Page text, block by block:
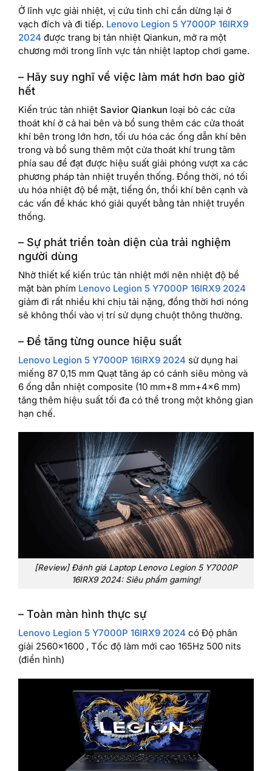
Ở lĩnh vực giải nhiệt, vị cứu tinh chỉ cần dừng lại ở
vạch đích và đi tiếp. Lenovo Legion 5 Y7000P 16IRX9
2024 được trang bị tản nhiệt Qiankun, mở ra một
chương mới trong lĩnh vực tản nhiệt laptop chơi game.
– Hãy suy nghĩ về việc làm mát hơn bao giờ
hết
Kiến trúc tản nhiệt Savior Qiankun loại bỏ các cửa
thoát khí ở cả hai bên và bổ sung thêm các cửa thoát
khí bên trong lớn hơn, tối ưu hóa các ống dẫn khí bên
trong và bổ sung thêm một cửa thoát khí trung tâm
phía sau để đạt được hiệu suất giải phóng vượt xa các
phương pháp tản nhiệt truyền thống. Đồng thời, nó tối
ưu hóa nhiệt độ bề mặt, tiếng ồn, thổi khí bên cạnh và
các vấn đề khác khó giải quyết bằng tản nhiệt truyền
thống.
– Sự phát triển toàn diện của trải nghiệm
người dùng
Nhờ thiết kế kiến ​​trúc tản nhiệt mới nên nhiệt độ bề
mặt bàn phím Lenovo Legion 5 Y7000P 16IRX9 2024
giảm đi rất nhiều khi chịu tải nặng, đồng thời hơi nóng
sẽ không thổi vào vị trí sử dụng chuột thông thường.
– Để tăng từng ounce hiệu suất
Lenovo Legion 5 Y7000P 16IRX9 2024 sử dụng hai
miếng 87 0,15 mm Quạt tăng áp có cánh siêu mỏng và
6 ống dẫn nhiệt composite (10 mm+8 mm+4×6 mm)
tăng thêm hiệu suất tối đa có thể trong một không gian
hạn chế.
[Review] Đánh giá Laptop Lenovo Legion 5 Y7000P
16IRX9 2024: Siêu phẩm gaming!
– Toàn màn hình thực sự
Lenovo Legion 5 Y7000P 16IRX9 2024 có Độ phân
giải 2560×1600 , Tốc độ làm mới cao 165Hz 500 nits
(điển hình)